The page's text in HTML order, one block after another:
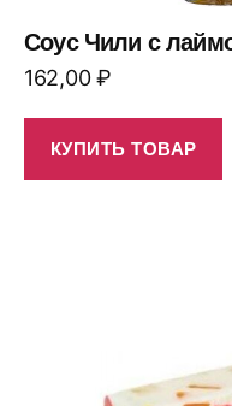
Соус Чили с
162,00₽
КУПИТЬ ТОВАР